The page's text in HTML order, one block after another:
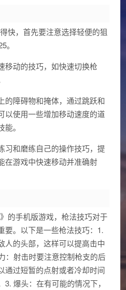
快，首先要注意选择轻便的狙
。
移动的技巧，如快速切换枪
的障碍物和掩体，通过跳跃和
以使用一些增加移动速度的道
。
习和磨练自己的操作技巧，提
在游戏中快速移动并准确射
的手机版游戏，枪法技巧对于
要。以下是一些枪法技巧：1.
人的头部，这样可以提高击中
：射击时要注意控制枪支的后
通过短暂的点射或者冷却时间
爆头：在有可能的情况下，